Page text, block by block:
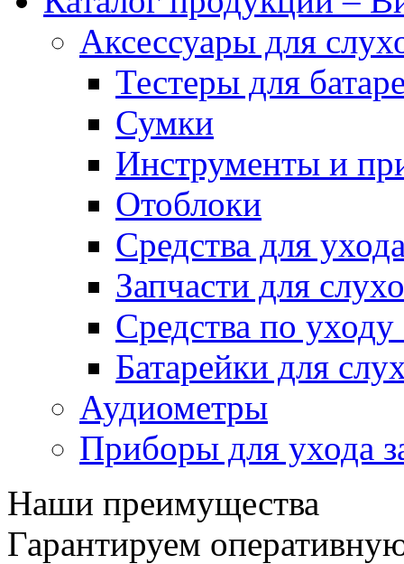
Аксессуары для
Тестеры для
Сумки
Инструменты и
Отоблоки
Средства для
Запчасти для
Средства по
Батарейки для
Аудиометры
Приборы для ухода
Наши преимущества
Гарантируем